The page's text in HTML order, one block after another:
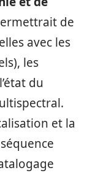
de
avec les
les
du
et la